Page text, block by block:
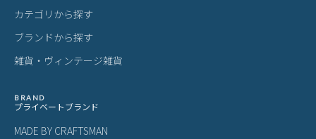
カテゴリから探す
ブランドから探す
雑貨・ヴィンテージ雑貨
BRAND
プライベートブランド
MADE BY CRAFTSMAN